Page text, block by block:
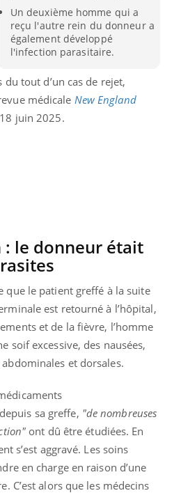
Un deuxième homme qui a
reçu l'autre rein du donneur a
également développé
l'infection parasitaire.
tout d’un cas de rejet,
médicale New England
juin 2025.
: le donneur était
que le patient greffé à la suite
est retourné à l’hôpital,
et de la fièvre, l’homme
soif excessive, des nausées,
et dorsales.
sa greffe, "de nombreuses
ont dû être étudiées. En
s’est aggravé. Les soins
en charge en raison d’une
C’est alors que les médecins